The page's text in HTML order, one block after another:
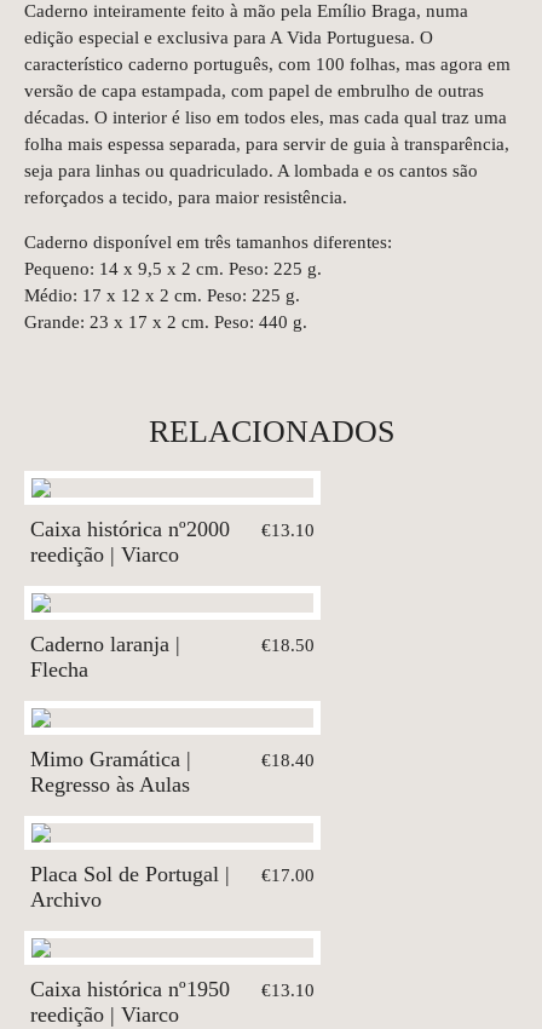
Caderno inteiramente feito à mão pela Emílio Braga, numa
edição especial e exclusiva para A Vida Portuguesa. O
característico caderno português, com 100 folhas, mas agora em
versão de capa estampada, com papel de embrulho de outras
décadas. O interior é liso em todos eles, mas cada qual traz uma
folha mais espessa separada, para servir de guia à transparência,
seja para linhas ou quadriculado. A lombada e os cantos são
reforçados a tecido, para maior resistência.
Caderno disponível em três tamanhos diferentes:
Pequeno: 14 x 9,5 x 2 cm. Peso: 225 g.
Médio: 17 x 12 x 2 cm. Peso: 225 g.
Grande: 23 x 17 x 2 cm. Peso: 440 g.
RELACIONADOS
Caixa histórica nº2000
reedição | Viarco
€13.10
Caderno laranja |
Flecha
€18.50
Mimo Gramática |
Regresso às Aulas
€18.40
Placa Sol de Portugal |
Archivo
€17.00
Caixa histórica nº1950
reedição | Viarco
€13.10